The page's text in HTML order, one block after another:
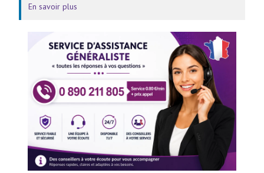
En savoir plus